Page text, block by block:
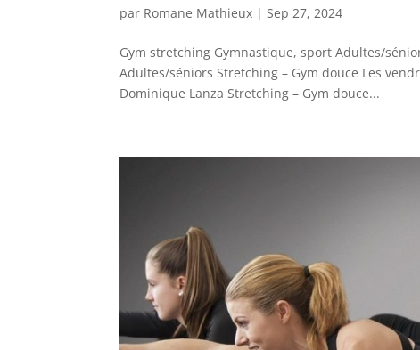
par Romane Mathieux |Sep 27, 2024
Gym stretching Gymnastique, sport Adultes/
Adultes/séniors Stretching – Gym douce Les
Dominique Lanza Stretching – Gym douce...